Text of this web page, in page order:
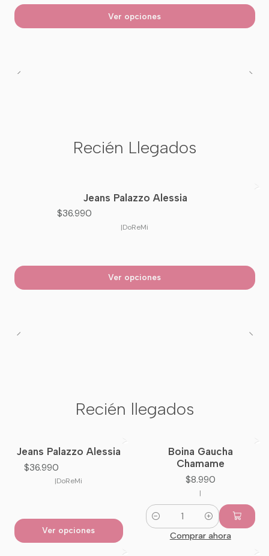
Ver opciones
Recién Llegados
Jeans Palazzo Alessia
$36.990
|DoReMi
Ver opciones
Recién llegados
Nuevo
Jeans Palazzo Alessia
$36.990
|DoReMi
Ver opciones
NuevoBoina Gaucha
Chamame
$8.990
|
Cantidad
Comprar ahora